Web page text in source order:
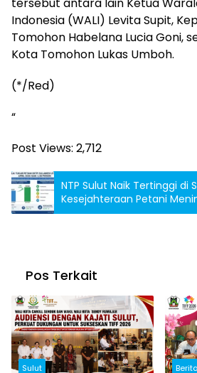
Indonesia (WALI) Levita Supit,
Tomohon Habelana Lucia Goni,
Kota Tomohon Lukas Umboh.
(*/Red)
“
Post Views: 2,712
NTP Sulut Naik Tertinggi di
Kesejahteraan Petani
2026
Pos Terkait
Sulut Berita